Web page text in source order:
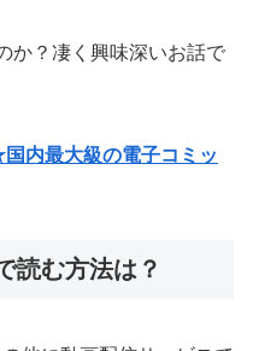
か？凄く興味深いお話で
内最大級の電子コミッ
読む方法は？